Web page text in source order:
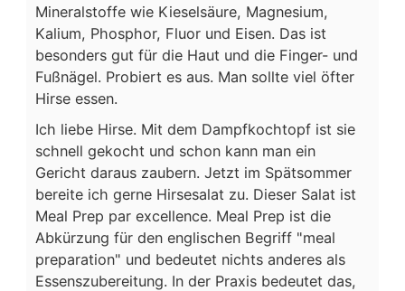
Mineralstoffe wie Kieselsäure, Magnesium,
Kalium, Phosphor, Fluor und Eisen. Das ist
besonders gut für die Haut und die Finger- und
Fußnägel. Probiert es aus. Man sollte viel öfter
Hirse essen.
Ich liebe Hirse. Mit dem Dampfkochtopf ist sie
schnell gekocht und schon kann man ein
Gericht daraus zaubern. Jetzt im Spätsommer
bereite ich gerne Hirsesalat zu. Dieser Salat ist
Meal Prep par excellence. Meal Prep ist die
Abkürzung für den englischen Begriff "meal
preparation" und bedeutet nichts anderes als
Essenszubereitung. In der Praxis bedeutet das,